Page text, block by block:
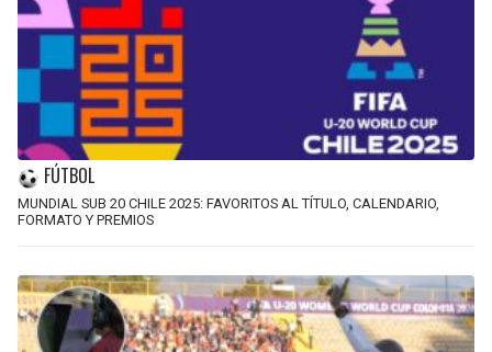
FÚTBOL
MUNDIAL SUB 20 CHILE 2025: FAVORITOS AL TÍTULO, CALENDARIO,
FORMATO Y PREMIOS